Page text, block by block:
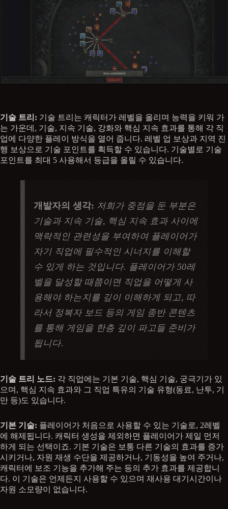
기술 트리: 기술 트리는 캐릭터가 레벨을 올리며 능력을 키워 가
는 가운데, 기술, 지속 기술, 강화와 핵심 지속 효과를 통해 각 직
업에 다양한 플레이 방식을 열어 줍니다. 레벨 업 보상과 지역 진
행 보상으로 기술 포인트를 획득할 수 있습니다. 기술별로 기술
포인트를 최대 5 사용해서 등급을 올릴 수 있습니다.
개발자의 생각: 저희가 중점을 둔 부분은
기술과 지속 기술, 핵심 지속 효과 사이에
맥락적인 관련성을 부여하여 플레이어가
자기 직업에 필수적인 시너지를 이해할
수 있게 하는 것입니다. 플레이어가 50레
벨을 달성할 때쯤이면 직업을 어떻게 사
용해야 하는지를 깊이 이해하게 되고, 따
라서 정복자 보드 등의 게임 종반 콘텐츠
를 통해 게임을 한층 깊이 파고들 준비가
됩니다.
기술 트리 노드: 각 직업에는 기본 기술, 핵심 기술, 궁극기가 있
으며, 핵심 지속 효과와 그 직업 특유의 기술 유형(동료, 난투, 기
만 등)도 있습니다.
기본 기술: 플레이어가 처음으로 사용할 수 있는 기술로, 2레벨
에 해제됩니다. 캐릭터 생성을 제외하면 플레이어가 제일 먼저
하게 되는 선택이죠. 기본 기술은 보통 다른 기술의 효과를 증가
시키거나, 자원 재생 수단을 제공하거나, 기동성을 높여 주거나,
캐릭터에 보조 기능을 추가해 주는 등의 추가 효과를 제공합니
다. 이 기술은 언제든지 사용할 수 있으며 재사용 대기시간이나
자원 소모량이 없습니다.